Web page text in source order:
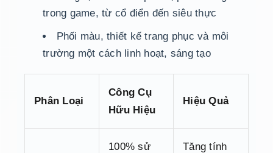
trong game, từ cổ điển đến siêu thực
Phối màu, thiết kế trang phục và môi
trường một cách linh hoạt, sáng tạo
Phân Loại
Công Cụ
Hữu Hiệu
Hiệu Quả
100% sử
Tăng tính